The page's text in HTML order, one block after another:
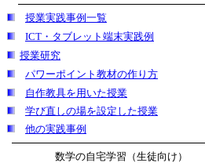
授業実践事例一覧
ICT・タブレット端末実践例
授業研究
パワーポイント教材の作り方
自作教具を用いた授業
学び直しの場を設定した授業
他の実践事例
数学の自宅学習（生徒向け）